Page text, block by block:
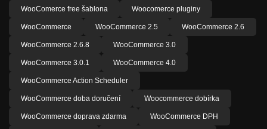
WooComerce free šablona Woocomerce pluginy
WooCommerce WooCommerce 2.5 WooCommerce 2.6
WooCommerce 2.6.8 WooCommerce 3.0
WooCommerce 3.0.1 WooCommerce 4.0
WooCommerce Action Scheduler
WooCommerce doba doručení Woocommerce dobírka
WooCommerce doprava zdarma WooCommerce DPH